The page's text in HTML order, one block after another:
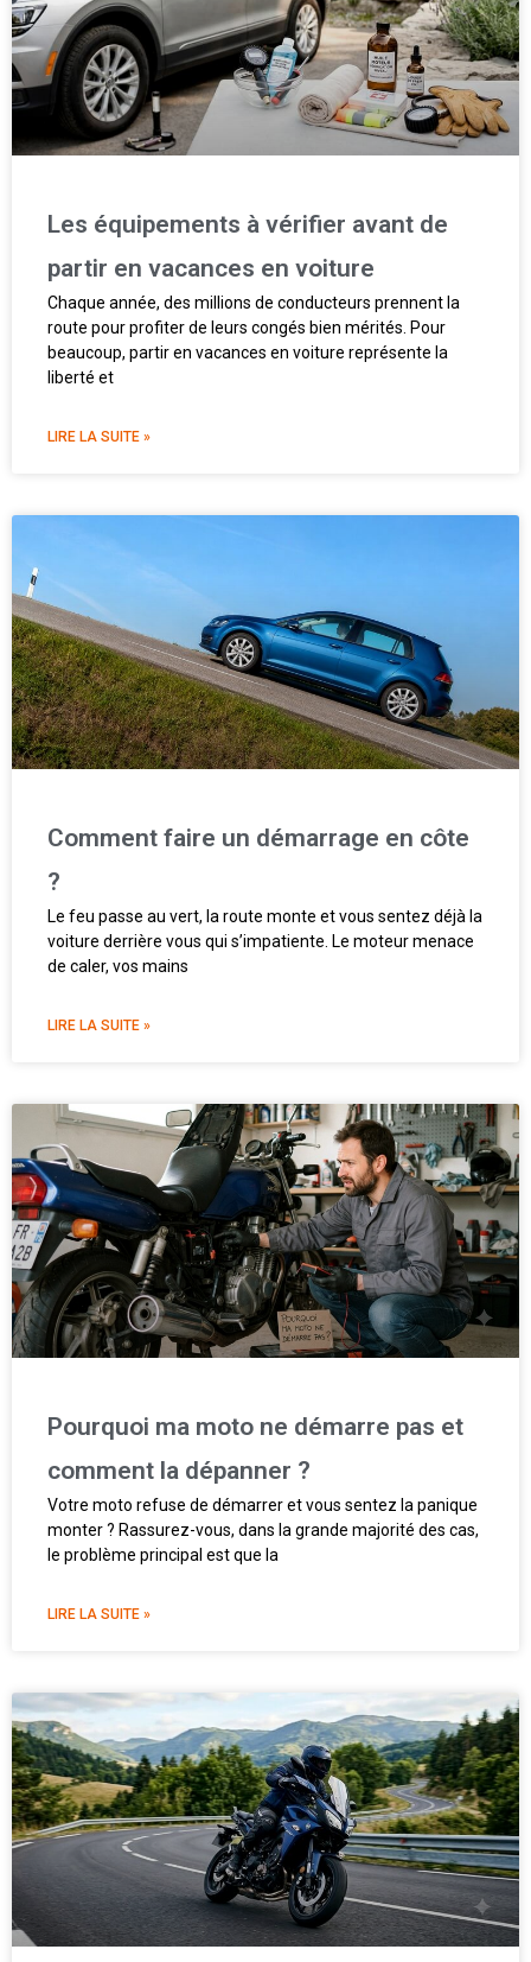
Les équipements à vérifier avant de
partir en vacances en voiture
Chaque année, des millions de conducteurs prennent la
route pour profiter de leurs congés bien mérités. Pour
beaucoup, partir en vacances en voiture représente la
liberté et
LIRE LA SUITE »
Comment faire un démarrage en côte
?
Le feu passe au vert, la route monte et vous sentez déjà la
voiture derrière vous qui s’impatiente. Le moteur menace
de caler, vos mains
LIRE LA SUITE »
Pourquoi ma moto ne démarre pas et
comment la dépanner ?
Votre moto refuse de démarrer et vous sentez la panique
monter ? Rassurez-vous, dans la grande majorité des cas,
le problème principal est que la
LIRE LA SUITE »